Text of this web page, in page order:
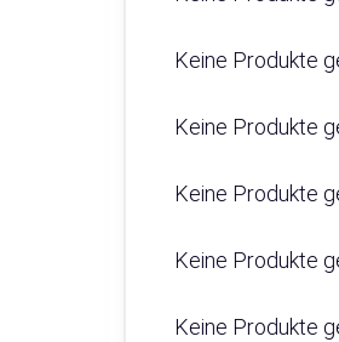
Keine Produkte
Keine Produkte
Keine Produkte
Keine Produkte
Keine Produkte